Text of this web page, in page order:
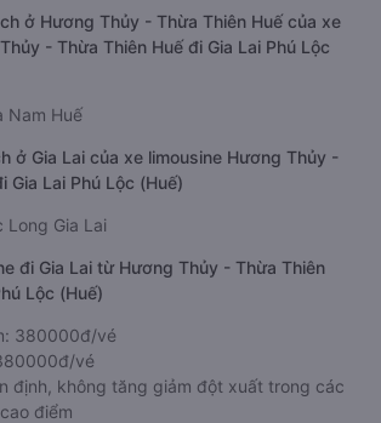
ở Hương Thủy - Thừa Thiên Huế của xe
- Thừa Thiên Huế đi Gia Lai Phú Lộc
Nam Huế
ở Gia Lai của xe limousine Hương Thủy -
Gia Lai Phú Lộc (Huế)
Long Gia Lai
đi Gia Lai từ Hương Thủy - Thừa Thiên
Lộc (Huế)
380000đ/vé
vé
định, không tăng giảm đột xuất trong các
điểm